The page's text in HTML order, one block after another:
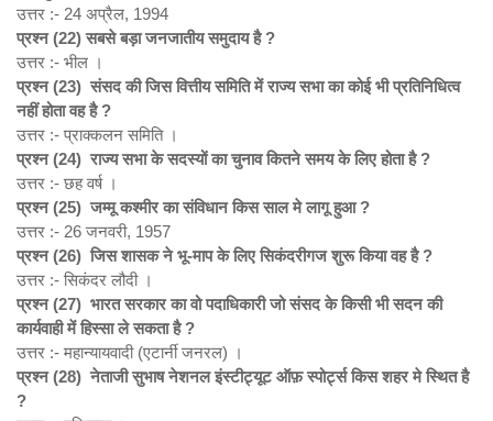
उत्तर :- 24 अप्रैल, 1994
प्रश्न (22) सबसे बड़ा जनजातीय समुदाय है ?
उत्तर :- भील ।
प्रश्न (23) संसद की जिस वित्तीय समिति में राज्य सभा का कोई भी प्रतिनिधित्व
नहीं होता वह है ?
उत्तर :- प्राक्कलन समिति ।
प्रश्न (24) राज्य सभा के सदस्यों का चुनाव कितने समय के लिए होता है ?
उत्तर :- छह वर्ष ।
प्रश्न (25) जम्‍मू कश्‍मीर का संविधान किस साल मे लागू हुआ ?
उत्तर :- 26 जनवरी, 1957
प्रश्न (26) जिस शासक ने भू-माप के लिए सिकंदरीगज शुरू किया वह है ?
उत्तर :- सिकंदर लौदी ।
प्रश्न (27) भारत सरकार का वो पदाधिकारी जो संसद के किसी भी सदन की
कार्यवाही में हिस्सा ले सकता है ?
उत्तर :- महान्‍यायवादी (एटार्नी जनरल) ।
प्रश्न (28) नेताजी सुभाष नेशनल इंस्टीट्यूट ऑफ़ स्पोर्ट्स किस शहर मे स्थित है
?